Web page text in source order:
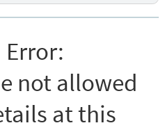
Error:
not allowed
at this